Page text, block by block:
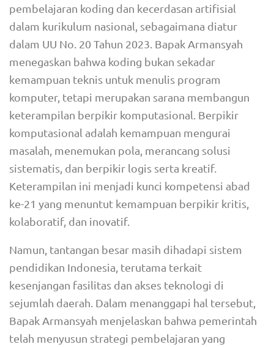
pembelajaran koding dan kecerdasan artifisial
dalam kurikulum nasional, sebagaimana diatur
dalam UU No. 20 Tahun 2023. Bapak Armansyah
menegaskan bahwa koding bukan sekadar
kemampuan teknis untuk menulis program
komputer, tetapi merupakan sarana membangun
keterampilan berpikir komputasional. Berpikir
komputasional adalah kemampuan mengurai
masalah, menemukan pola, merancang solusi
sistematis, dan berpikir logis serta kreatif.
Keterampilan ini menjadi kunci kompetensi abad
ke-21 yang menuntut kemampuan berpikir kritis,
kolaboratif, dan inovatif.
Namun, tantangan besar masih dihadapi sistem
pendidikan Indonesia, terutama terkait
kesenjangan fasilitas dan akses teknologi di
sejumlah daerah. Dalam menanggapi hal tersebut,
Bapak Armansyah menjelaskan bahwa pemerintah
telah menyusun strategi pembelajaran yang